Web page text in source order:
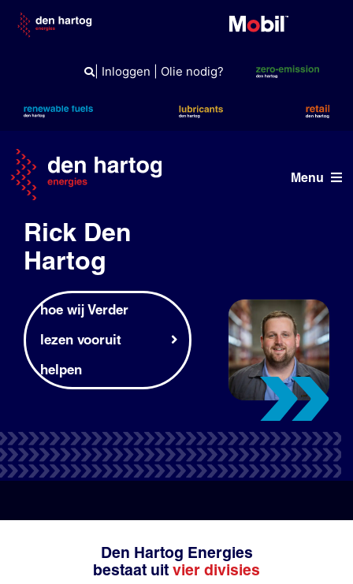
content
| Inloggen Olie nodig?
Menu
Wie wij zijn
Duurzaam
Tank- en laadpas
Rick Den
Hartog
hoe wij Verder
lezen vooruit
helpen
Den Hartog Energies
bestaat uit vier divisies